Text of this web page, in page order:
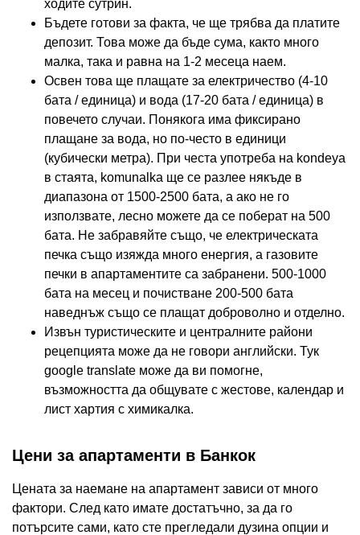
ходите сутрин.
Бъдете готови за факта, че ще трябва да платите
депозит. Това може да бъде сума, както много
малка, така и равна на 1-2 месеца наем.
Освен това ще плащате за електричество (4-10
бата / единица) и вода (17-20 бата / единица) в
повечето случаи. Понякога има фиксирано
плащане за вода, но по-често в единици
(кубически метра). При честа употреба на kondeya
в стаята, komunalka ще се разлее някъде в
диапазона от 1500-2500 бата, а ако не го
използвате, лесно можете да се поберат на 500
бата. Не забравяйте също, че електрическата
печка също изяжда много енергия, а газовите
печки в апартаментите са забранени. 500-1000
бата на месец и почистване 200-500 бата
наведнъж също се плащат доброволно и отделно.
Извън туристическите и централните райони
рецепцията може да не говори английски. Тук
google translate може да ви помогне,
възможността да общувате с жестове, календар и
лист хартия с химикалка.
Цени за апартаменти в Банкок
Цената за наемане на апартамент зависи от много
фактори. След като имате достатъчно, за да го
потърсите сами, като сте прегледали дузина опции и